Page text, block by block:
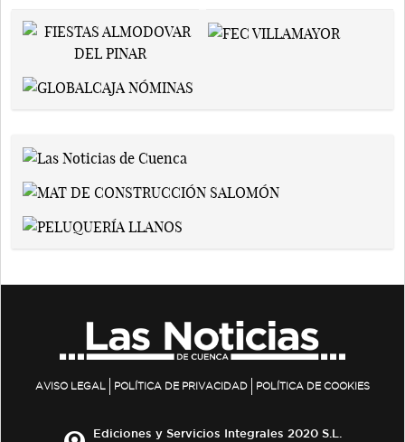
AVISO LEGAL POLÍTICA DE PRIVACIDAD POLÍTICA DE COOKIES
Ediciones y Servicios Integrales 2020 S.L.